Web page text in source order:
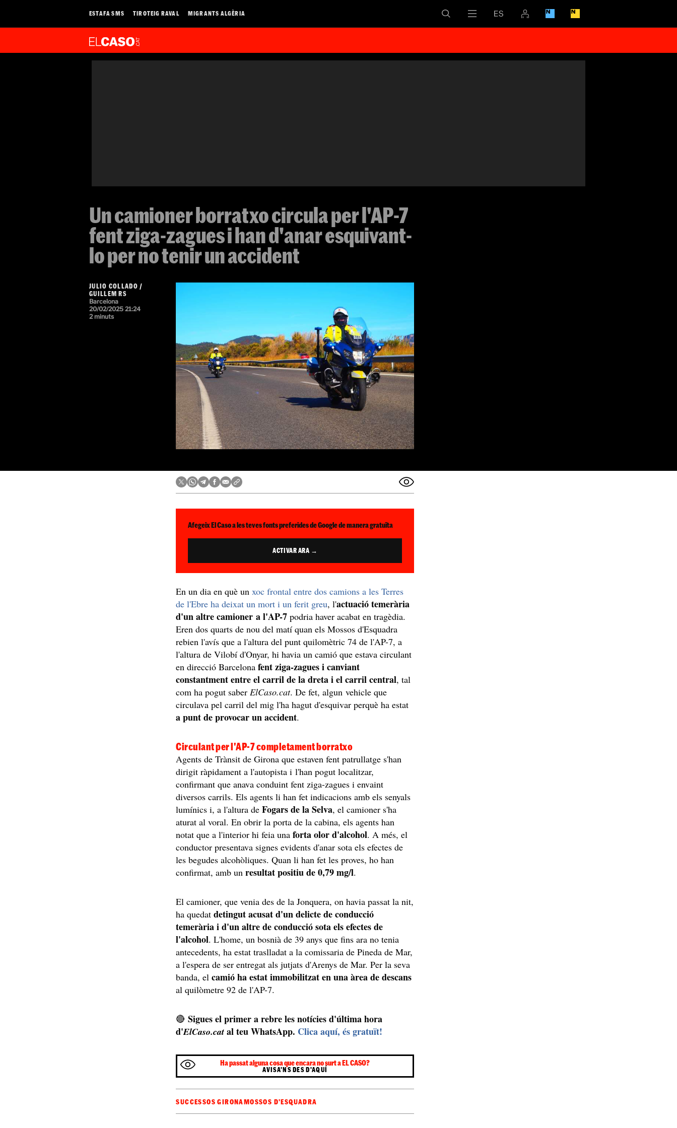
ESTAFA SMS TIROTEIG RAVAL MIGRANTS ALGÈRIA
Un camioner borratxo circula per l'AP-7
fent ziga-zagues i han d'anar esquivant-
lo per no tenir un accident
JULIO COLLADO /
GUILLEM RS
Barcelona
20/02/2025 21:24
2 minuts
Afegeix El Caso a les teves fonts preferides de Google de manera gratuïta
ACTIVAR ARA →
En un dia en què unxoc frontal entre dos camions a les Terres
de l'Ebre ha deixat un mort i un ferit greu, l'actuació temerària
d'un altre camioner a l'AP-7 podria haver acabat en tragèdia.
Eren dos quarts de nou del matí quan els Mossos d'Esquadra
rebien l'avís que a l'altura del punt quilomètric 74 de l'AP-7, a
l'altura de Vilobí d'Onyar, hi havia un camió que estava circulant
en direcció Barcelonafent ziga-zagues i canviant
constantment entre el carril de la dreta i el carril central, tal
com ha pogut saberElCaso.cat. De fet, algun vehicle que
circulava pel carril del mig l'ha hagut d'esquivar perquè ha estat
a punt de provocar un accident.
Circulant per l'AP-7 completament borratxo
Agents de Trànsit de Girona que estaven fent patrullatge s'han
dirigit ràpidament a l'autopista i l'han pogut localitzar,
confirmant que anava conduint fent ziga-zagues i envaint
diversos carrils. Els agents li han fet indicacions amb els senyals
lumínics i, a l'altura deFogars de la Selva, el camioner s'ha
aturat al voral. En obrir la porta de la cabina, els agents han
notat que a l'interior hi feia unaforta olor d'alcohol. A més, el
conductor presentava signes evidents d'anar sota els efectes de
les begudes alcohòliques. Quan li han fet les proves, ho han
confirmat, amb unresultat positiu de 0,79 mg/l.
El camioner, que venia des de la Jonquera, on havia passat la nit,
ha quedatdetingut acusat d'un delicte de conducció
temerària i d'un altre de conducció sota els efectes de
l'alcohol. L'home, un bosnià de 39 anys que fins ara no tenia
antecedents, ha estat traslladat a la comissaria de Pineda de Mar,
a l'espera de ser entregat als jutjats d'Arenys de Mar. Per la seva
banda, elcamió ha estat immobilitzat en una àrea de descans
al quilòmetre 92 de l'AP-7.
🔴Sigues el primer a rebre les notícies d'última hora
d'ElCaso.cat al teu WhatsApp. Clica aquí, és gratuït!
Ha passat alguna cosa que encara no surt a EL CASO?
AVISA'NS DES D'AQUÍ
SUCCESSOS GIRONAMOSSOS D'ESQUADRA